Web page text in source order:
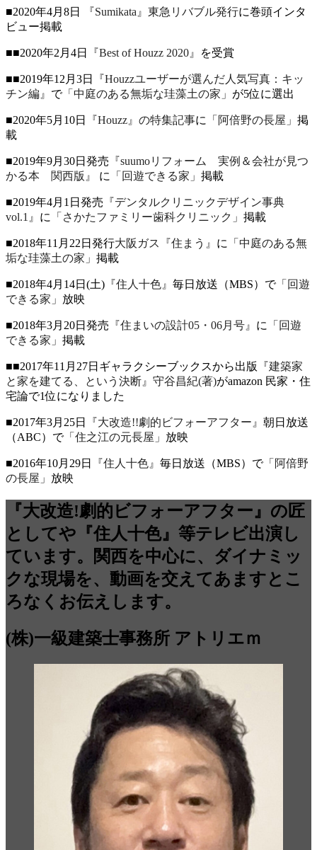
■2020年4月8日 『Sumikata』東急リバブル発行に巻頭インタ
ビュー掲載
■■2020年2月4日 『Best of Houzz 2020』 を受賞
■■2019年12月3日
『Houzzユーザーが選んだ人気写真：キッ
チン編』 で「中庭のある無垢な珪藻土の家」 が5位に選出
■2020年5月10日 『Houzz』の特集記事に 「阿倍野の長屋」 掲
載
■2019年9月30日発売 『suumoリフォーム 実例＆会社が見つ
かる本 関西版』
に 「回遊できる家」 掲載
■2019年4月1日発売 『デンタルクリニックデザイン事典
vol.1』 に 「さかたファミリー歯科クリニック」 掲載
■2018年11月22日発行大阪ガス『住まう』 に
「中庭のある無
垢な珪藻土の家」 掲載
■2018年4月14日(土) 『住人十色』 毎日放送（MBS）で「回遊
できる家」 放映
■2018年3月20日発売 『住まいの設計05・06月号』 に
「回遊
できる家」 掲載
■■2017年11月27日ギャラクシーブックスから出版
『建築家
と家を建てる、という決断』守谷昌紀(著)がamazon 民家・住
宅論で1位になりました
■2017年3月25日 『大改造!!劇的ビフォーアフター』 朝日放送
（ABC）で「住之江の元長屋」 放映
■2016年10月29日 『住人十色』 毎日放送（MBS）で「阿倍野
の長屋」 放映
『大改造!劇的ビフォーアフター』の匠
としてや『住人十色』等テレビ出演し
ています。関西を中心に、ダイナミッ
クな現場を、動画を交えてあますとこ
ろなくお伝えします。
(株)一級建築士事務所 アトリエｍ